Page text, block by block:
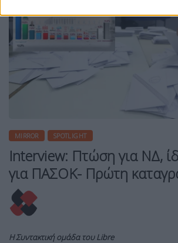
MIRROR SPOTLIGHT
Interview: Πτώση για ΝΔ,
για ΠΑΣΟΚ- Πρώτη
Η Συντακτική ομάδα του Libre